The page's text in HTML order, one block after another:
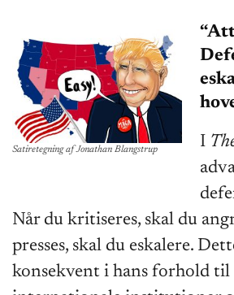
Satiretegning af Jonathan Blangstrup I
Når du kritiseres, skal du
presses, skal du eskalere.
konsekvent i hans forhold til